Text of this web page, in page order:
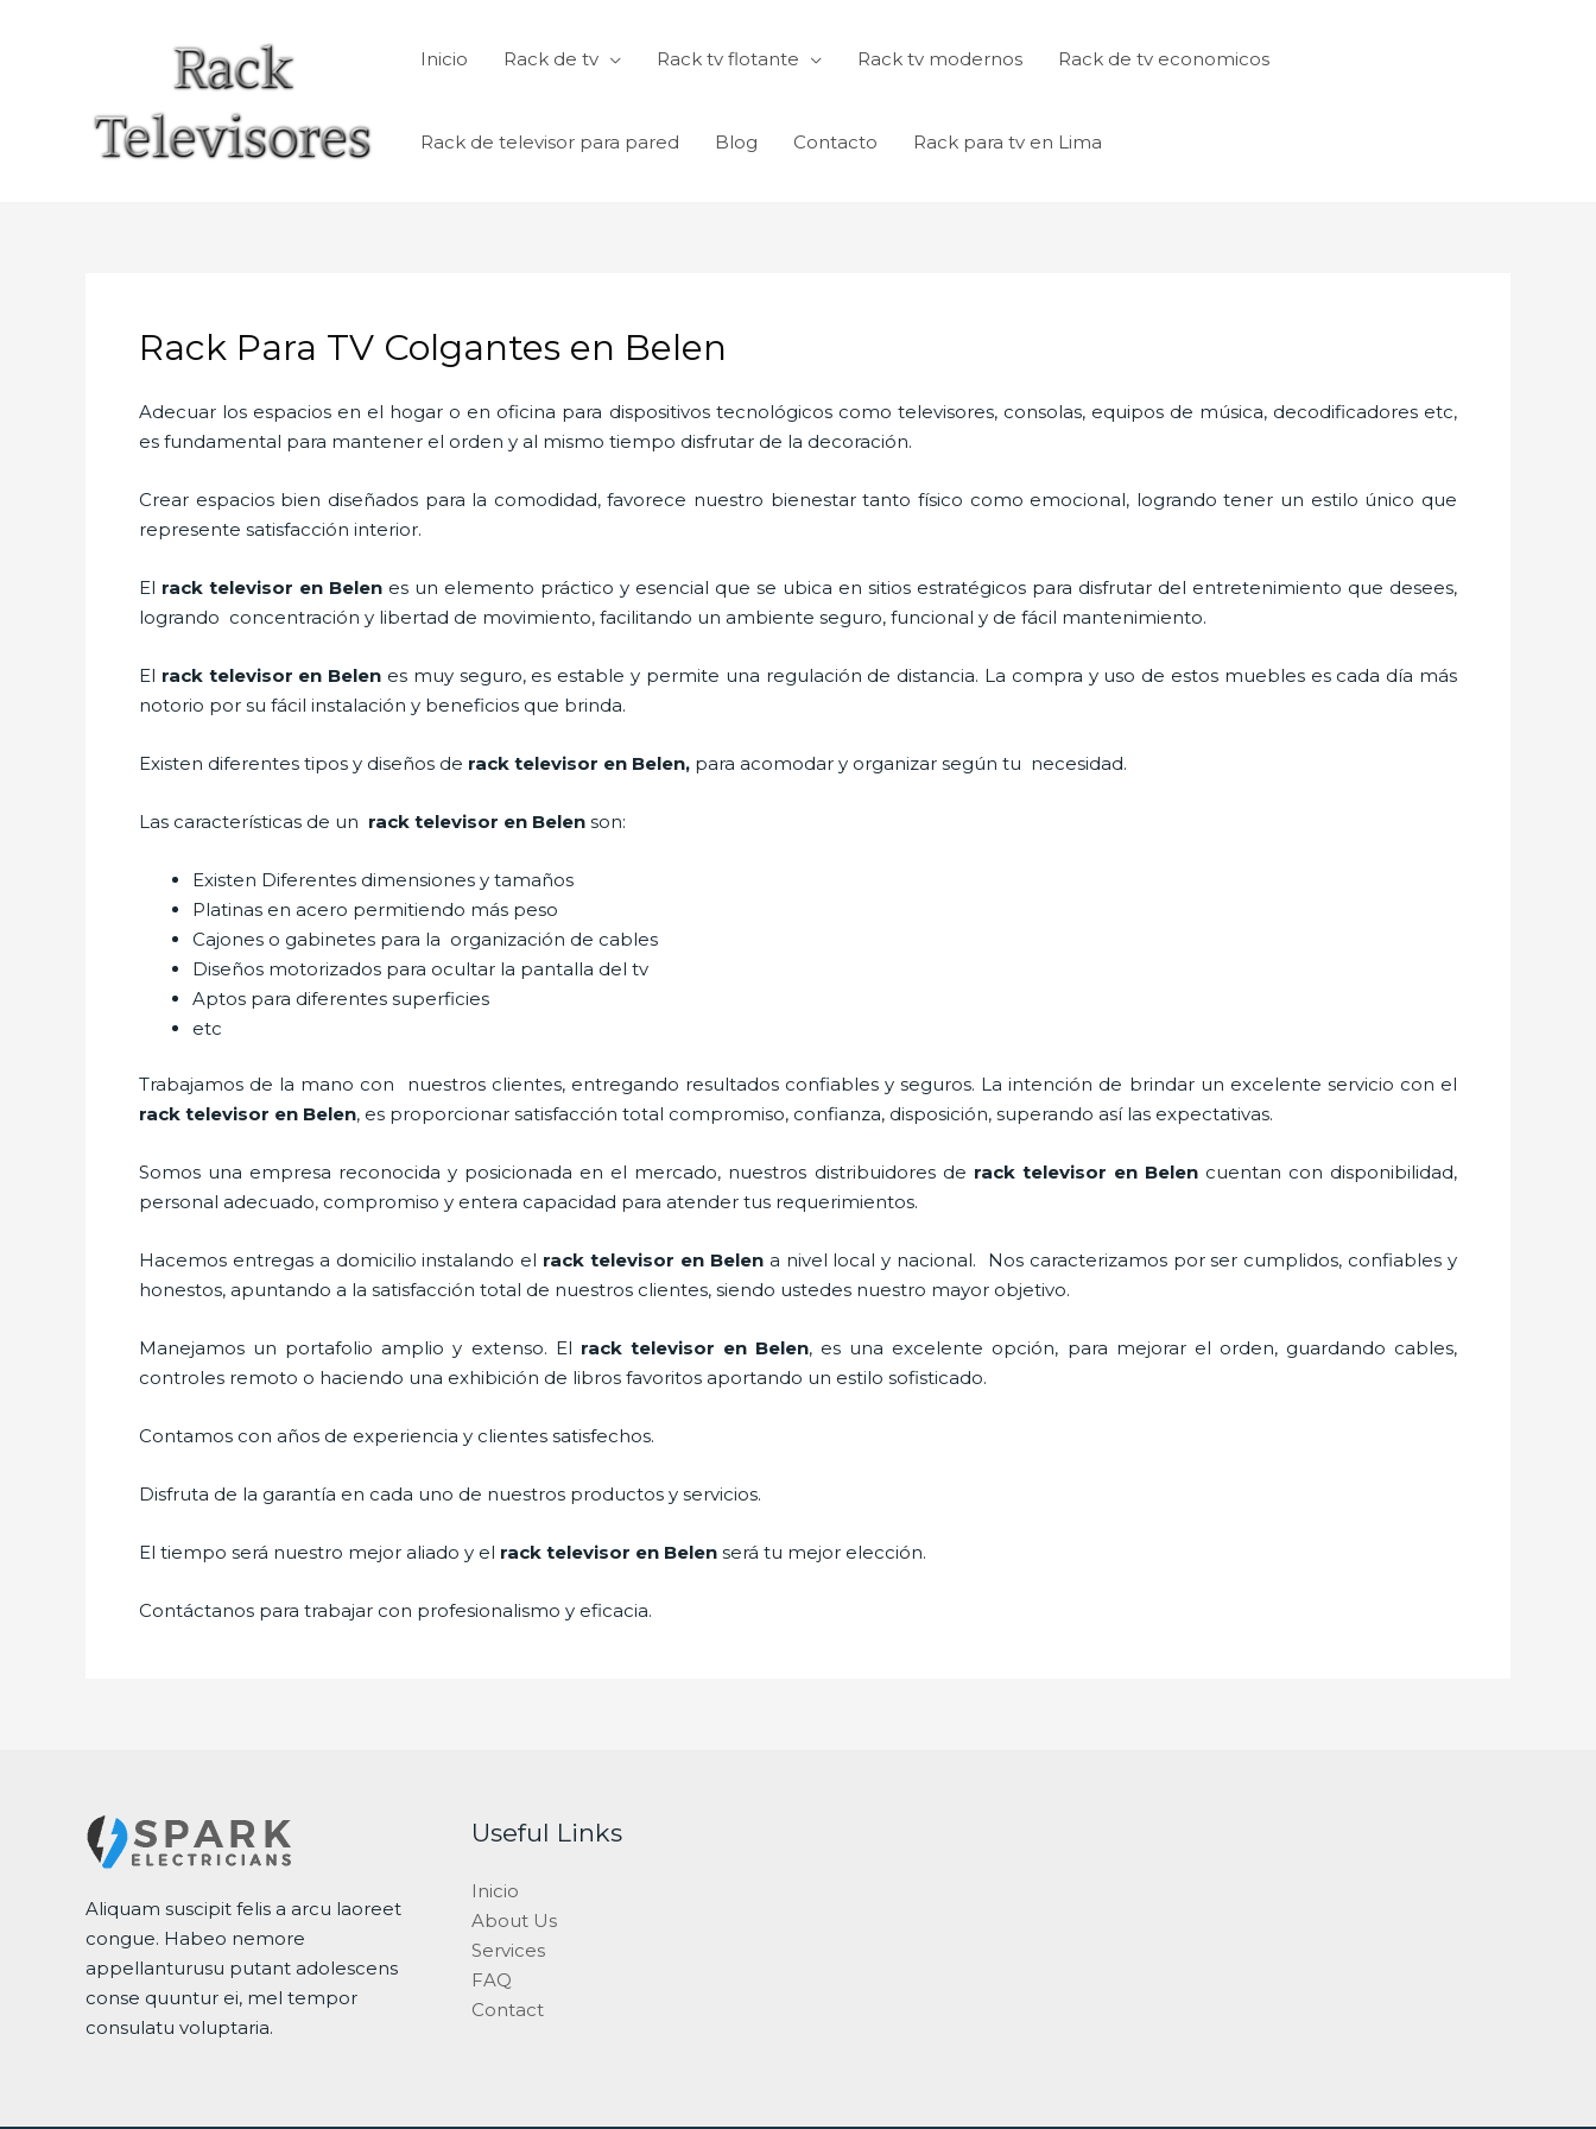
Inicio Rack de tv Rack tv flotante Rack tv modernos Rack de tv economicos
Rack de televisor para pared Blog Contacto Rack para tv en Lima
Rack Para TV Colgantes en Belen
Adecuar los espacios en el hogar o en oficina para dispositivos tecnológicos como televisores, consolas, equipos de música, decodificadores etc,
es fundamental para mantener el orden y al mismo tiempo disfrutar de la decoración.
Crear espacios bien diseñados para la comodidad, favorece nuestro bienestar tanto físico como emocional, logrando tener un estilo único que
represente satisfacción interior.
El rack televisor en Belen es un elemento práctico y esencial que se ubica en sitios estratégicos para disfrutar del entretenimiento que desees,
logrando concentración y libertad de movimiento, facilitando un ambiente seguro, funcional y de fácil mantenimiento.
El rack televisor en Belen es muy seguro, es estable y permite una regulación de distancia. La compra y uso de estos muebles es cada día más
notorio por su fácil instalación y beneficios que brinda.
Existen diferentes tipos y diseños de rack televisor en Belen, para acomodar y organizar según tu necesidad.
Las características de un rack televisor en Belen son:
Existen Diferentes dimensiones y tamaños
Platinas en acero permitiendo más peso
Cajones o gabinetes para la organización de cables
Diseños motorizados para ocultar la pantalla del tv
Aptos para diferentes superficies
etc
Trabajamos de la mano con nuestros clientes, entregando resultados confiables y seguros. La intención de brindar un excelente servicio con el
rack televisor en Belen, es proporcionar satisfacción total compromiso, confianza, disposición, superando así las expectativas.
Somos una empresa reconocida y posicionada en el mercado, nuestros distribuidores de rack televisor en Belen cuentan con disponibilidad,
personal adecuado, compromiso y entera capacidad para atender tus requerimientos.
Hacemos entregas a domicilio instalando el rack televisor en Belen a nivel local y nacional.
Nos caracterizamos por ser cumplidos, confiables y
honestos, apuntando a la satisfacción total de nuestros clientes, siendo ustedes nuestro mayor objetivo.
Manejamos un portafolio amplio y extenso. El rack televisor en Belen, es una excelente opción, para mejorar el orden, guardando cables,
controles remoto o haciendo una exhibición de libros favoritos aportando un estilo sofisticado.
Contamos con años de experiencia y clientes satisfechos.
Disfruta de la garantía en cada uno de nuestros productos y servicios.
El tiempo será nuestro mejor aliado y el rack televisor en Belen será tu mejor elección.
Contáctanos para trabajar con profesionalismo y eficacia.
Aliquam suscipit felis a arcu laoreet
congue. Habeo nemore
appellanturusu putant adolescens
conse quuntur ei, mel tempor
consulatu voluptaria.
Useful Links
Inicio
About Us
Services
FAQ
Contact